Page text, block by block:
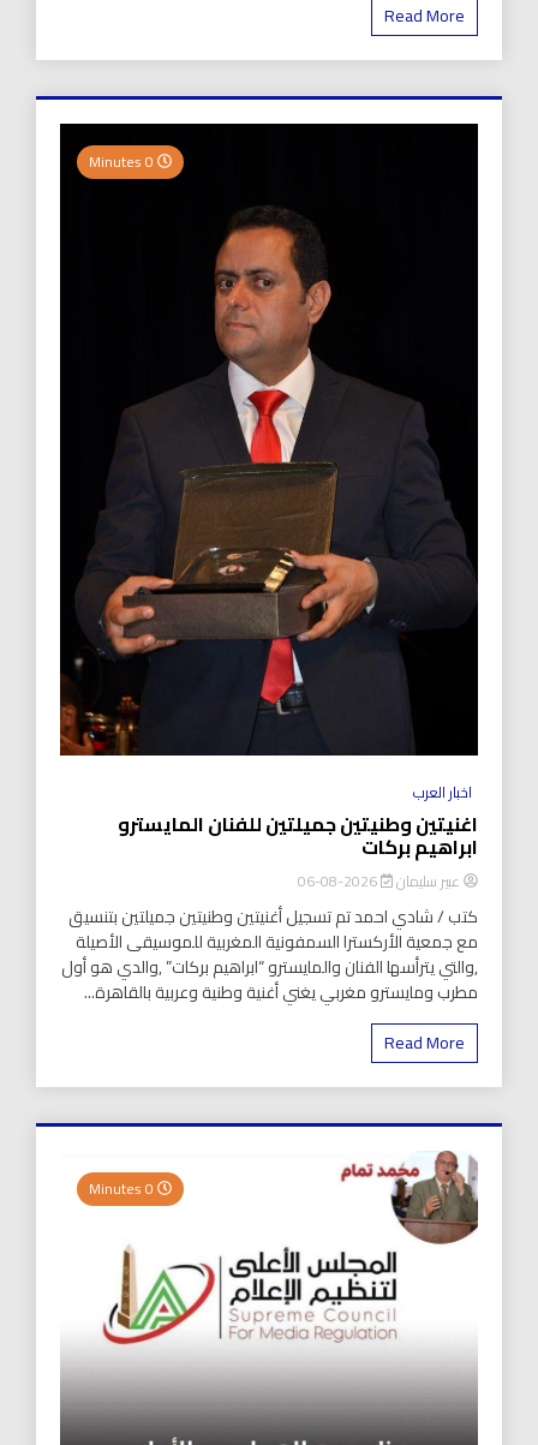
Read More
اخبار العرب
اغنيتين وطنيتين جميلتين للفنان المايسترو
ابراهيم بركات
عبير سليمان 2026-08-06
كتب / شادي احمد تم تسجيل أغنيتين وطنيتين جميلتين بتنسيق
مع جمعية الأركسترا السمفونية المغربية للموسيقى الأصيلة
,والتي يترأسها الفنان والمايسترو “ابراهيم بركات” ,والدي هو أول
مطرب ومايسترو مغربي يغني أغنية وطنية وعربية بالقاهرة...
Read More